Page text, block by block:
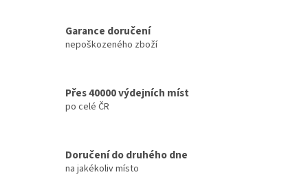
Garance doručení
nepoškozeného zboží
Přes 40000 výdejních míst
po celé ČR
Doručení do druhého dne
na jakékoliv místo